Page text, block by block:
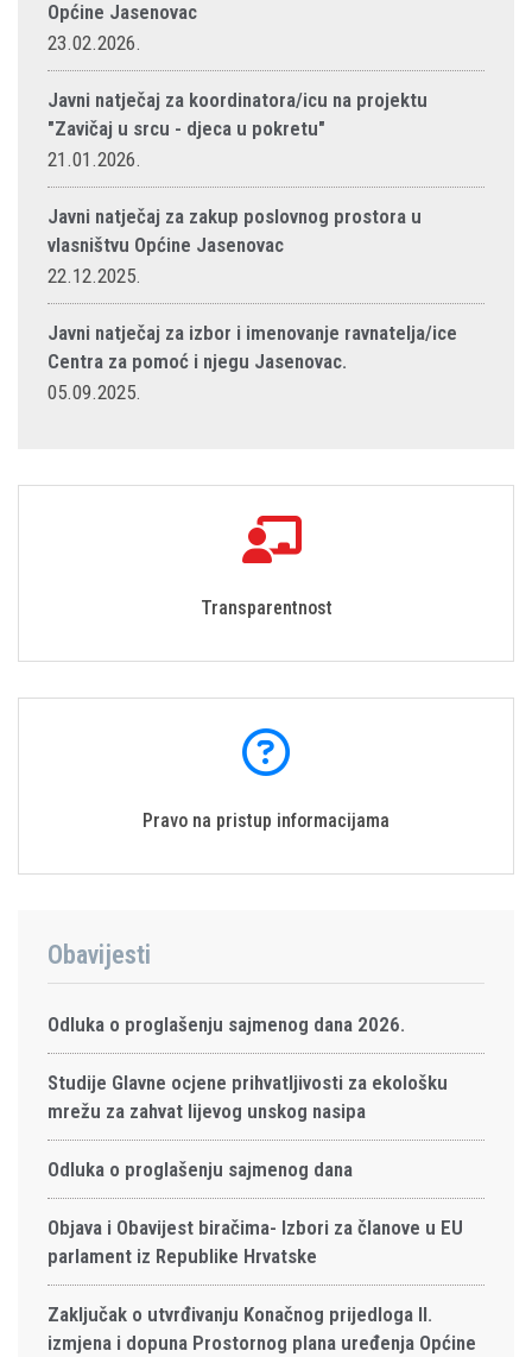
Općine Jasenovac
23.02.2026.
Javni natječaj za koordinatora/icu na projektu
"Zavičaj u srcu - djeca u pokretu"
21.01.2026.
Javni natječaj za zakup poslovnog prostora u
vlasništvu Općine Jasenovac
22.12.2025.
Javni natječaj za izbor i imenovanje ravnatelja/ice
Centra za pomoć i njegu Jasenovac.
05.09.2025.
Transparentnost
Pravo na pristup informacijama
Obavijesti
Odluka o proglašenju sajmenog dana 2026.
Studije Glavne ocjene prihvatljivosti za ekološku
mrežu za zahvat lijevog unskog nasipa
Odluka o proglašenju sajmenog dana
Objava i Obavijest biračima- Izbori za članove u EU
parlament iz Republike Hrvatske
Zaključak o utvrđivanju Konačnog prijedloga II.
izmjena i dopuna Prostornog plana uređenja Općine